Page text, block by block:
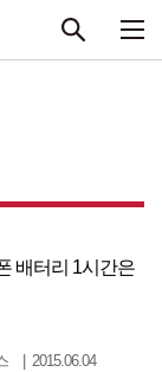
배터리 1시간은
2015.06.04